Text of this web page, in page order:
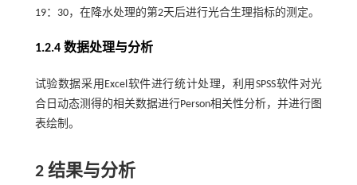
19：30，在降水处理的第2天后进行光合生理指标的测定。
1.2.4 数据处理与分析
试验数据采用Excel软件进行统计处理，利用SPSS软件对光
合日动态测得的相关数据进行Person相关性分析，并进行图
表绘制。
2 结果与分析